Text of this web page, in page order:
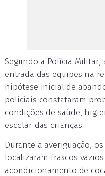
Segundo a Polícia
entrada das equipes na
hipótese inicial de
policiais constataram
condições de saúde,
escolar das crianças.
Durante a averiguação,
localizaram frascos
acondicionamento de